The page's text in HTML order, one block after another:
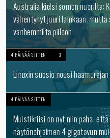
Australia kielsi somen nuorilta:
vähentynyt juuri lainkaan,
vanhemmilta piiloon
4 PÄIVÄÄ SITTEN 3
Linuxin suosio nousi
4 PÄIVÄÄ SITTEN
Muistikriisi on nyt niin paha, että
näytönohjaimen 4 gigatavun